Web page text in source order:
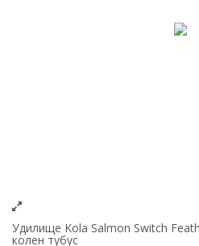
Удилище Kola Salmon Switch
колен тубус